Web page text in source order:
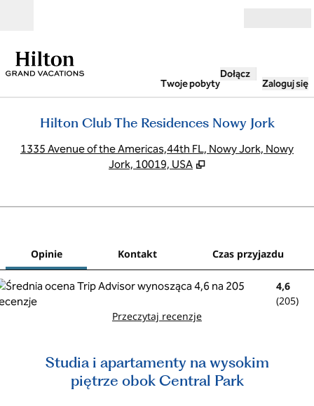
Twoje pobyty
Dołącz
Zaloguj się
Hilton Club The Residences Nowy Jork
1335 Avenue of the Americas,44th FL, Nowy Jork, Nowy
Jork, 10019, USA
Opinie Kontakt Czas przyjazdu
4,6
(205)
Przeczytaj recenzje
Studia i apartamenty na wysokim
piętrze obok Central Park